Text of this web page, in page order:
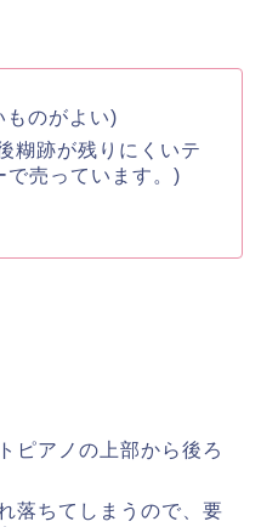
ものがよい)
糊跡が残りにくいテ
で売っています。)
ピアノの上部から後ろ
落ちてしまうので、要